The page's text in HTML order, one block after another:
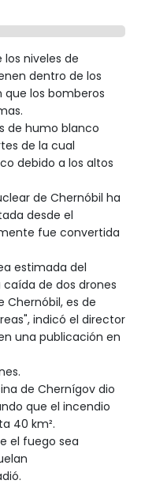
los niveles de
dentro de los
que los bomberos
de humo blanco
de la cual
debido a los altos
de Chernóbil ha
desde el
fue convertida
estimada del
de dos drones
Chernóbil, es de
indicó el director
una publicación en
de Chernígov dio
que el incendio
40 km².
el fuego sea